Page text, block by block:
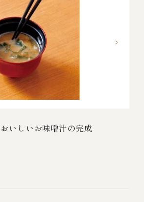
おいしいお味噌汁の完成